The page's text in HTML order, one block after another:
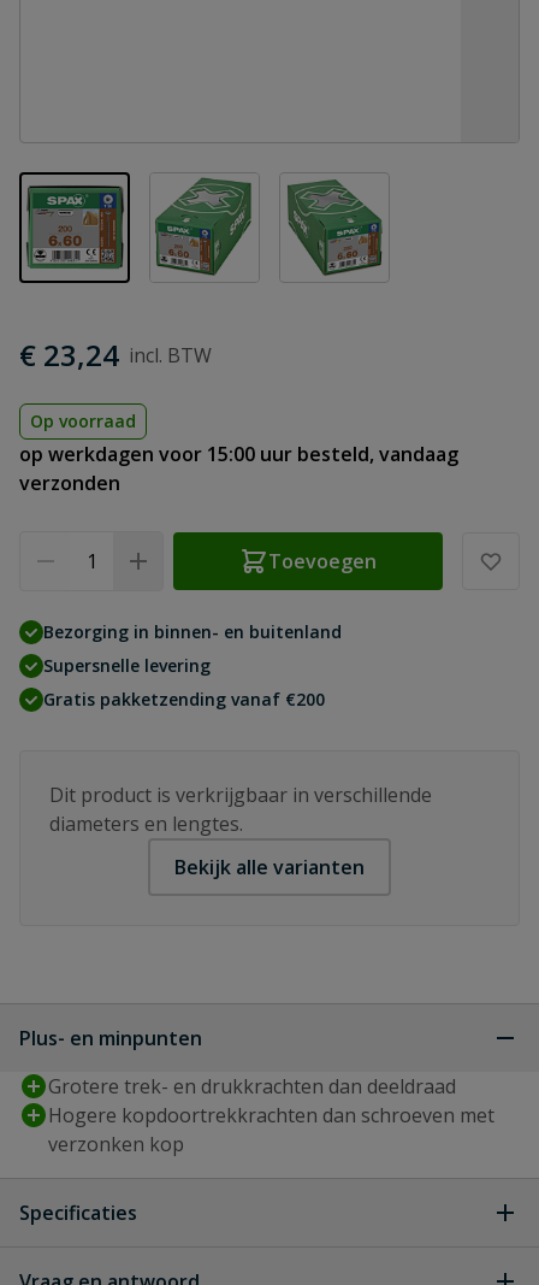
View larger imageView larger imageView larger image
€ 23,24
Op voorraad
op werkdagen voor 15:00 uur besteld, vandaag
verzonden
Toevoegen
Bezorging in binnen- en buitenland
Supersnelle levering
Gratis pakketzending vanaf €200
Dit product is verkrijgbaar in verschillende
diameters en lengtes.
Bekijk alle varianten
Plus- en minpunten
Grotere trek- en drukkrachten dan deeldraad
Hogere kopdoortrekkrachten dan schroeven met
verzonken kop
Specificaties
Aandrijving